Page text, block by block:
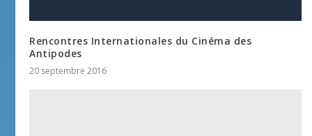
Rencontres Internationales du Cinéma des
Antipodes
20 septembre 2016